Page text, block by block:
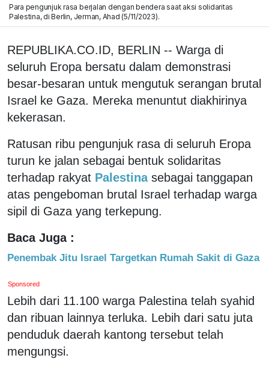
Para pengunjuk rasa berjalan dengan bendera saat aksi solidaritas
Palestina, di Berlin, Jerman, Ahad (5/11/2023).
REPUBLIKA.CO.ID, BERLIN -- Warga di
seluruh Eropa bersatu dalam demonstrasi
besar-besaran untuk mengutuk serangan brutal
Israel ke Gaza. Mereka menuntut diakhirinya
kekerasan.
Ratusan ribu pengunjuk rasa di seluruh Eropa
turun ke jalan sebagai bentuk solidaritas
terhadap rakyat Palestina sebagai tanggapan
atas pengeboman brutal Israel terhadap warga
sipil di Gaza yang terkepung.
Baca Juga :
Penembak Jitu Israel Targetkan Rumah Sakit di Gaza
Sponsored
Lebih dari 11.100 warga Palestina telah syahid
dan ribuan lainnya terluka. Lebih dari satu juta
penduduk daerah kantong tersebut telah
mengungsi.